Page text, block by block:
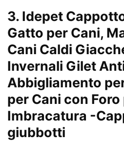
3. Idepet
Gatto per Cani,
Cani Caldi
Invernali Gilet
Abbigliamento
per Cani con Foro
Imbracatura -
giubbotti